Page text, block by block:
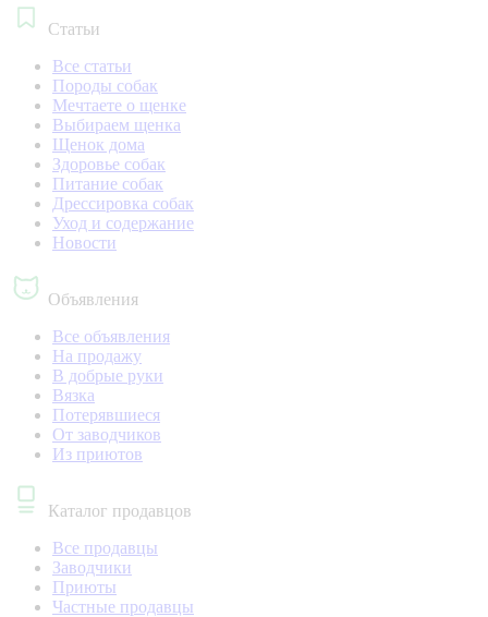
Статьи
Все статьи
Породы собак
Мечтаете о щенке
Выбираем щенка
Щенок дома
Здоровье собак
Питание собак
Дрессировка собак
Уход и содержание
Новости
Объявления
Все объявления
На продажу
В добрые руки
Вязка
Потерявшиеся
От заводчиков
Из приютов
Каталог продавцов
Все продавцы
Заводчики
Приюты
Частные продавцы